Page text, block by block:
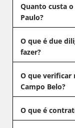
Quanto custa
Paulo?
O que é due
fazer?
O que verificar
Campo Belo?
O que é